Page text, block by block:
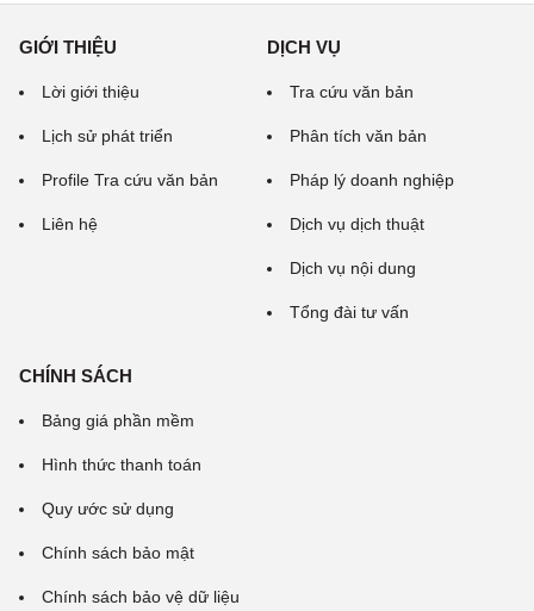
GIỚI THIỆU
Lời giới thiệu
Lịch sử phát triển
Profile Tra cứu văn bản
Liên hệ
DỊCH VỤ
Tra cứu văn bản
Phân tích văn bản
Pháp lý doanh nghiệp
Dịch vụ dịch thuật
Dịch vụ nội dung
Tổng đài tư vấn
CHÍNH SÁCH
Bảng giá phần mềm
Hình thức thanh toán
Quy ước sử dụng
Chính sách bảo mật
Chính sách bảo vệ dữ liệu